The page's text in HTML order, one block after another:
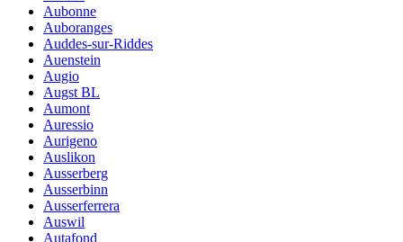
Aubonne
Auboranges
Auddes-sur-Riddes
Auenstein
Augio
Augst BL
Aumont
Auressio
Aurigeno
Auslikon
Ausserberg
Ausserbinn
Ausserferrera
Auswil
Autafond